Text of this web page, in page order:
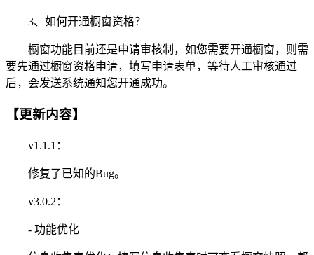
3、如何开通橱窗资格？
橱窗功能目前还是申请审核制，如您需要开通橱窗，则需
要先通过橱窗资格申请，填写申请表单，等待人工审核通过
后，会发送系统通知您开通成功。
【更新内容】
v1.1.1：
修复了已知的Bug。
v3.0.2：
- 功能优化